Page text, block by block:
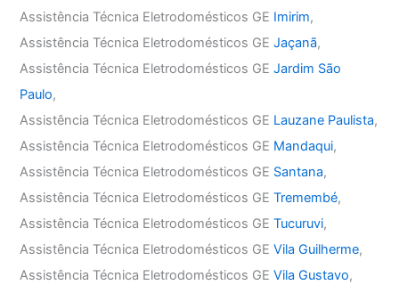
Assistência Técnica Eletrodomésticos GE Imirim,
Assistência Técnica Eletrodomésticos GEJaçanã,
Assistência Técnica Eletrodomésticos GEJardim São
Paulo,
Assistência Técnica Eletrodomésticos GE Lauzane Paulista,
Assistência Técnica Eletrodomésticos GE Mandaqui,
Assistência Técnica Eletrodomésticos GE Santana,
Assistência Técnica Eletrodomésticos GETremembé,
Assistência Técnica Eletrodomésticos GETucuruvi,
Assistência Técnica Eletrodomésticos GEVila Guilherme,
Assistência Técnica Eletrodomésticos GEVila Gustavo,